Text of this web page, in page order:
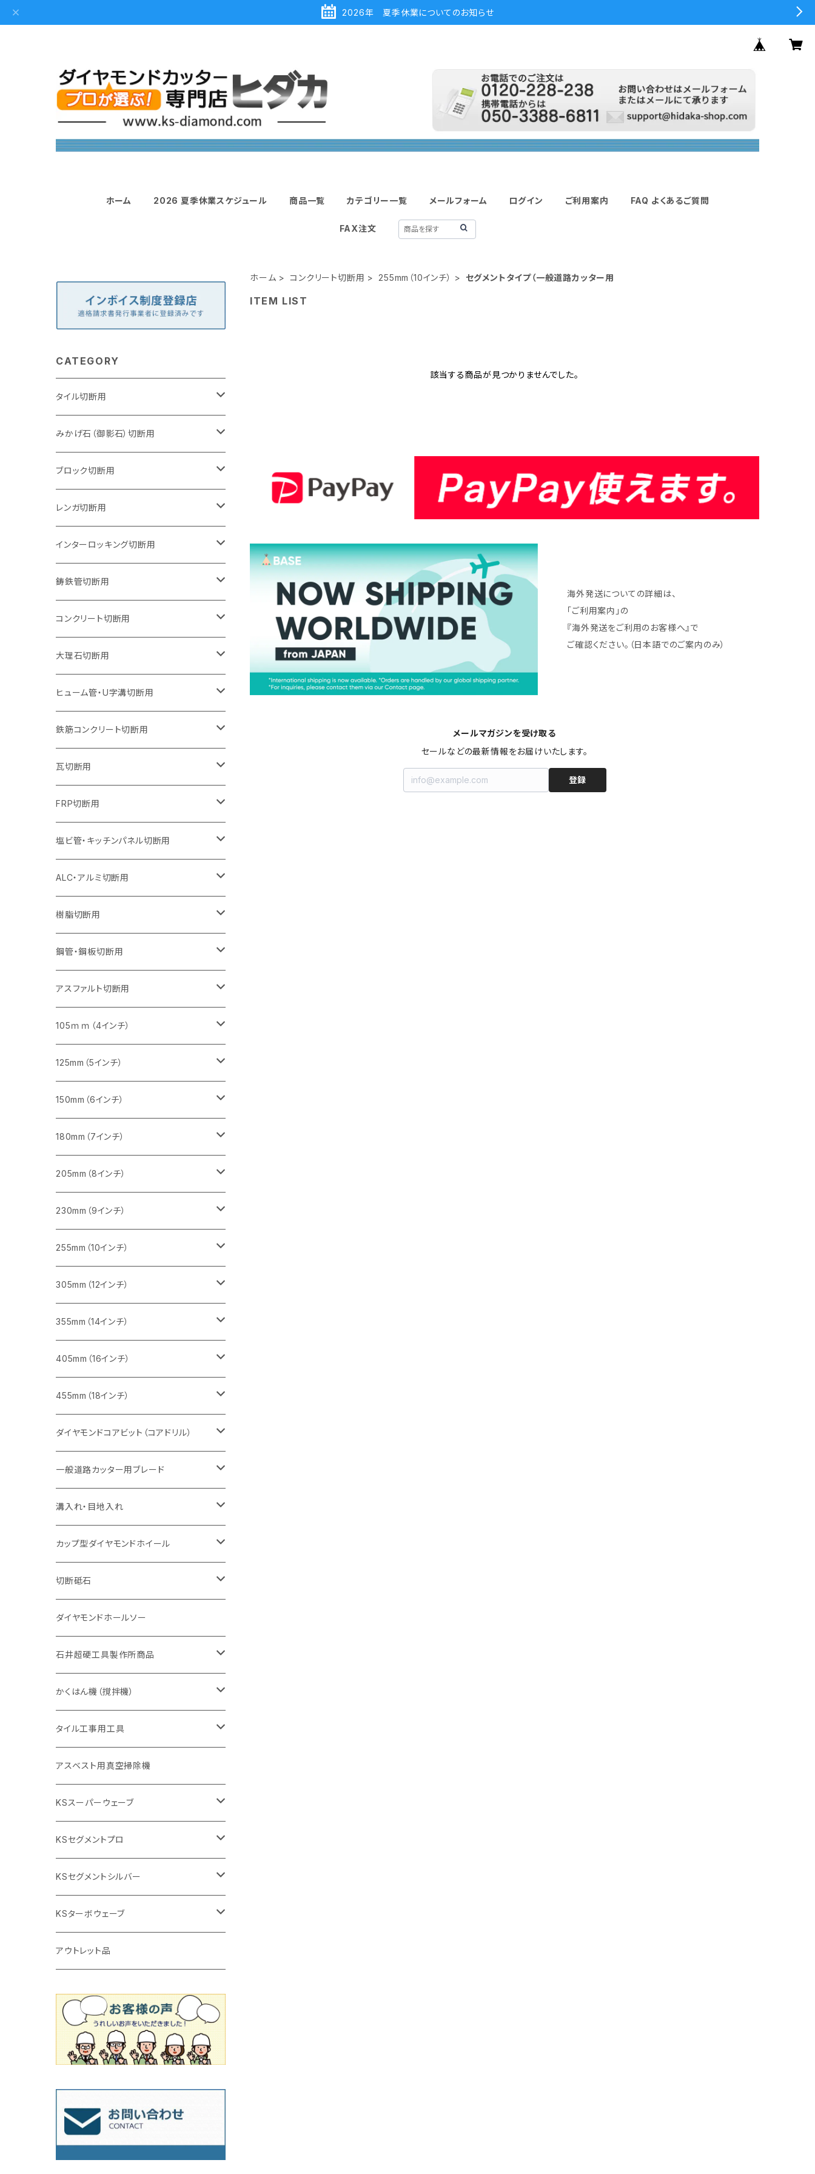
2026年 夏季休業についてのお知らせ
ホーム 2026 夏季休業スケジュール 商品一覧 カテゴリー一覧 メールフォーム ログイン ご利用案内 FAQ よくあるご質問
FAX注文
ホーム コンクリート切断用 255mm（10インチ） セグメントタイプ（一般道路カッター用
ITEM LIST
該当する商品が見つかりませんでした。
海外発送についての詳細は、
「ご利用案内」の
『海外発送をご利用のお客様へ』で
ご確認ください。（日本語でのご案内のみ）
メールマガジンを受け取る
セールなどの最新情報をお届けいたします。
登録
CATEGORY
タイル切断用
105mm（4インチ）
125mm（5インチ）
グラインダー取付用
石井超硬電動切断機 取付用
みかげ石（御影石）切断用
105mm（4インチ）
セグメントタイプ
セグメントタイプ（ビス穴付き
125mm（5インチ）
セグメントタイプ
セグメントタイプ（ビス穴付き
150mm（6インチ）
セグメントタイプ
180mm（7インチ）
セグメントタイプ
205mm（8インチ）
セグメントタイプ
230mm（9インチ）
セグメントタイプ
305mm（12インチ）
セグメント
セグメント（特殊凸凹加工チップ）
355mm（14インチ）
セグメント
セグメント（特殊凸凹加工チップ）
405mm（16インチ）
セグメントタイプ
ブロック切断用
105mm（4インチ）
セグメントタイプ
ウェーブタイプ
125mm（5インチ）
セグメントタイプ
ウェーブタイプ
150mm（6インチ）
セグメントタイプ
ウェーブタイプ
180mm（7インチ）
セグメントタイプ
ウェーブタイプ
205mm（8インチ）
セグメントタイプ
ウェーブタイプ
230mm（9インチ）
セグメントタイプ
ウェーブタイプ
255mm（10インチ）
セグメントタイプ
305mm（12インチ）
セグメント
セグメント（特殊凸凹加工チップ）
355mm（14インチ）
セグメント
セグメント（特殊凸凹加工チップ）
レンガ切断用
105mm（4インチ）
セグメントタイプ
ウェーブタイプ
125mm（5インチ）
セグメントタイプ
ウェーブタイプ
150mm（6インチ）
セグメントタイプ
ウェーブタイプ
180mm（7インチ）
セグメントタイプ
ウェーブタイプ
205mm（8インチ）
セグメントタイプ
ウェーブタイプ
230mm（9インチ）
セグメントタイプ
ウェーブタイプ
255mm（10インチ）
セグメントタイプ
305mm（12インチ）
セグメント
セグメント（特殊凸凹加工チップ）
355mm（14インチ）
セグメント
セグメント（特殊凸凹加工チップ）
インターロッキング切断用
105mm（4インチ）
セグメントタイプ
セグメントタイプ（ビス穴付き
125mm（5インチ）
セグメントタイプ
セグメントタイプ（ビス穴付き
150mm（6インチ）
セグメントタイプ
180mm（7インチ）
セグメントタイプ
205mm（8インチ）
セグメントタイプ
230mm（9インチ）
セグメントタイプ
255mm（10インチ）
セグメントタイプ（一般道路カッター用
305mm（12インチ）
セグメントタイプ
セグメントタイプ（一般道路カッター用
355mm（14インチ）
セグメントタイプ
セグメントタイプ（一般道路カッター用
405mm（16インチ）
セグメントタイプ
セグメントタイプ（一般道路カッター用
455mm（18インチ）
セグメント（一般道路カッター用
鋳鉄管切断用
105mm（4インチ）
セグメントタイプ
セグメントタイプ（ビス穴付き
125mm（5インチ）
セグメントタイプ
セグメントタイプ（ビス穴付き
150mm（6インチ）
セグメントタイプ
180mm（7インチ）
セグメントタイプ
205mm（8インチ）
セグメントタイプ
230mm（9インチ）
セグメントタイプ
305mm（12インチ）
セグメントタイプ
埋設鋳鉄管工事対応タイプ
355mm（14インチ）
セグメントタイプ
埋設鋳鉄管工事対応タイプ
405mm（16インチ）
セグメントタイプ
埋設鋳鉄管工事対応タイプ
コンクリート切断用
105mm（4インチ）
セグメントタイプ
ウェーブタイプ
125mm（5インチ）
セグメントタイプ
ウェーブタイプ
150mm（6インチ）
セグメントタイプ
ウェーブタイプ
180mm（7インチ）
セグメントタイプ
ウェーブタイプ
205mm（8インチ）
セグメントタイプ
ウェーブタイプ
230mm（9インチ）
セグメントタイプ
ウェーブタイプ
255mm（10インチ）
セグメントタイプ
セグメントタイプ（一般道路カッター用
305mm（12インチ）
セグメント
セグメント（特殊凸凹加工チップ）
355mm（14インチ）
セグメント
セグメント（特殊凸凹加工チップ）
405mm（16インチ）
セグメント
セグメント（一般道路カッター用
473mm（18インチ）
セグメント（一般道路カッター用
大理石切断用
125mm（5インチ）
ヒューム管・U字溝切断用
105mm（4インチ）
セグメントタイプ
125mm（5インチ）
セグメントタイプ
150mm（6インチ）
セグメントタイプ
180mm（7インチ）
セグメントタイプ
205mm（8インチ）
セグメントタイプ
230mm（9インチ）
セグメントタイプ
255mm（10インチ）
セグメントタイプ
305mm（12インチ）
セグメント
セグメント（特殊凸凹加工チップ）
355mm（14インチ）
セグメント
セグメント（特殊凸凹加工チップ）
405mm（16インチ）
セグメントタイプ
鉄筋コンクリート切断用
305mm（12インチ）
セグメントタイプ
355mm（14インチ）
セグメントタイプ
405mm（16インチ）
セグメントタイプ
瓦切断用
105mm（4インチ）
FRP切断用
125ｍｍ（5インチ）
塩ビ管・キッチンパネル切断用
125ｍｍ（5インチ）
ALC・アルミ切断用
305mm（12インチ）
砥石（補強綱入り）
355mm（14インチ）
砥石（補強綱入り）
樹脂切断用
305mm（12インチ）
砥石（補強綱入り）
355mm（14インチ）
砥石（補強綱入り）
鋼管・鋼板切断用
305mm（12インチ）
砥石（補強綱入り）
355mm（14インチ）
砥石（補強綱入り）
アスファルト切断用
255ｍｍ（10インチ）
一般道路カッター用
305ｍｍ（12インチ）
一般道路カッター用
355ｍｍ（14インチ）
一般道路カッター用
405mm（16インチ）
一般道路カッター用
455ｍｍ（18インチ）
一般道路カッター用
105ｍｍ（4インチ）
タイル切断用
みかげ石（御影石）切断用
コンクリート切断用
ブロック切断用
レンガ切断用
インターロッキング切断用
鋳鉄管切断用
ヒューム管・U字溝切断用
125mm（5インチ）
タイル切断用
みかげ石（御影石）切断用
コンクリート切断用
ブロック切断用
レンガ切断用
インターロッキング切断用
鋳鉄管切断用
ヒューム管・U字溝切断用
FRP切断用
塩ビ管・キッチンパネル切断用
大理石
150mm（6インチ）
みかげ石（御影石）切断用
コンクリート切断用
ブロック切断用
レンガ切断用
インターロッキング切断用
鋳鉄管切断用
ヒューム管・U字溝切断用
180mm（7インチ）
みかげ石（御影石）切断用
コンクリート切断用
ブロック切断用
レンガ切断用
インターロッキング切断用
鋳鉄管切断用
ヒューム管・U字溝切断用
205mm（8インチ）
みかげ石（御影石）切断用
コンクリート切断用
ブロック切断用
レンガ切断用
インターロッキング切断用
鋳鉄管切断用
ヒューム管・U字溝切断用
230mm（9インチ）
みかげ石（御影石）切断用
コンクリート切断用
ブロック切断用
レンガ切断用
インターロッキング切断用
鋳鉄管切断用
ヒューム管・U字溝切断用
255mm（10インチ）
コンクリート切断用
一般道路カッター用
ブロック切断用
レンガ切断用
インターロッキング切断用
一般道路カッター用
ヒューム管・U字溝切断用
アスファルト切断用
一般道路カッター用
305mm（12インチ）
みかげ石（御影石）切断用
セグメント
セグメント（特殊凹凸加工チップ
鉄筋コンクリート切断用
セグメントタイプ
コンクリート切断用
セグメント
セグメント（特殊凸凹加工チップ
ブロック切断用
セグメント
セグメント（特殊凸凹加工チップ
レンガ切断用
セグメント
セグメント（特殊凸凹加工チップ
インターロッキング切断用
セグメントタイプ
一般道路カッター用
鋳鉄管切断用
セグメントタイプ
埋設鋳鉄管工事対応タイプ
ヒューム管・U字溝切断用
セグメント
セグメント（特殊凸凹加工チップ
アスファルト切断用
一般道路カッター用
355mm（14インチ）
みかげ石（御影石）切断用
セグメント
セグメント（特殊凸凹加工チップ
鉄筋コンクリート切断用
セグメントタイプ
コンクリート切断用
セグメント
セグメント（特殊凸凹加工チップ
ブロック切断用
セグメント
セグメント（特殊凸凹加工チップ
レンガ切断用
セグメント
セグメント（特殊凸凹加工チップ
インターロッキング切断用
セグメントタイプ
一般道路カッター用
鋳鉄管切断用
セグメントタイプ
埋設鋳鉄管工事対応タイプ
ヒューム管・U字溝切断用
セグメントタイプ
セグメント（特殊凸凹加工チップ
アスファルト切断用
一般道路カッター用
405mm（16インチ）
みかげ石（御影石）切断用
セグメントタイプ
コンクリート切断用
セグメントタイプ
一般道路カッター用
鉄筋コンクリート切断用
セグメントタイプ
インターロッキング切断用
セグメントタイプ
一般道路カッター用
鋳鉄管切断用
セグメントタイプ
埋設鋳鉄管工事対応タイプ
ヒューム管・U字溝切断用
セグメントタイプ
アスファルト切断用
一般道路カッター用
455mm（18インチ）
道路コンクリート切断用
道路アスファルト切断用
ダイヤモンドコアビット（コアドリル）
Aロット
有効長 250mm
有効長 370mm
Ｃロット
有効長 250mm
M27
有効長 250mm
一般道路カッター用ブレード
道路（アスファルト用）
255mm（10インチ）
305mm（12インチ）
道路（コンクリート舗装面）
255mm（10インチ）
305mm（12インチ）
道路（アス・コン兼用）
305mm（12インチ）
355mm（14インチ）
溝入れ・目地入れ
V型チップ
ストレート型チップ
U型チップ
カップ型ダイヤモンドホイール
100mm（4インチ）
125mm（5インチ）
切断砥石
金属用
305mm（12インチ）
355mm（14インチ）
非金属用
305mm（12インチ）
355mm（14インチ）
ダイヤモンドホールソー
石井超硬工具製作所商品
押し切り（タイル切断機）
本体
替え刃
電動切断機
本体
ダイヤモンドホイール
ブリック＆ブロック用切断機
穴あけ用工具
タイルニッパー
プロ用鏝（こて）
吸着盤
その他
タイル針
かくはん機（撹拌機）
本体
低速回転
高速回転
付属品
撹拌羽根
撹拌軸
タイル工事用工具
手動工具
押し切り（手動切断機
押し切り替え刃（手動切断機替え刃
タイル針
その他
電動工具
電動切断機
タイルパッチ（ビブラート
アスベスト用真空掃除機
KSスーパーウェーブ
105mm（4インチ）
125ｍｍ（5インチ）
KSセグメントプロ
105mm（4インチ）
通常品
ビス穴付き
125mm（5インチ）
通常品
オフセットタイプ（ハットタイプ
150ｍｍ（6インチ）
205ｍｍ（8インチ）
230mm（9インチ）
KSセグメントシルバー
105mm（4インチ）
125mm（5インチ）
180mm（7インチ）
205mm（8インチ）
KSターボウェーブ
105mm（4インチ）
150ｍｍ（6インチ）
180ｍｍ（7インチ）
230ｍｍ（9インチ）
アウトレット品